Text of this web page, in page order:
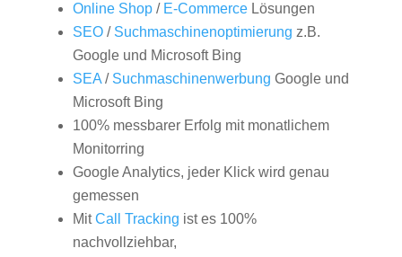
Online Shop/ E-CommerceLösungen
SEO/ Suchmaschinenoptimierung z.B.
Google und Microsoft Bing
SEA/ Suchmaschinenwerbung Google und
Microsoft Bing
100% messbarer Erfolg mit monatlichem
Monitorring
Google Analytics, jeder Klick wird genau
gemessen
MitCall Tracking ist es 100%
nachvollziehbar,